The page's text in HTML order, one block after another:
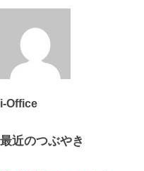
i-Office
最近のつぶやき